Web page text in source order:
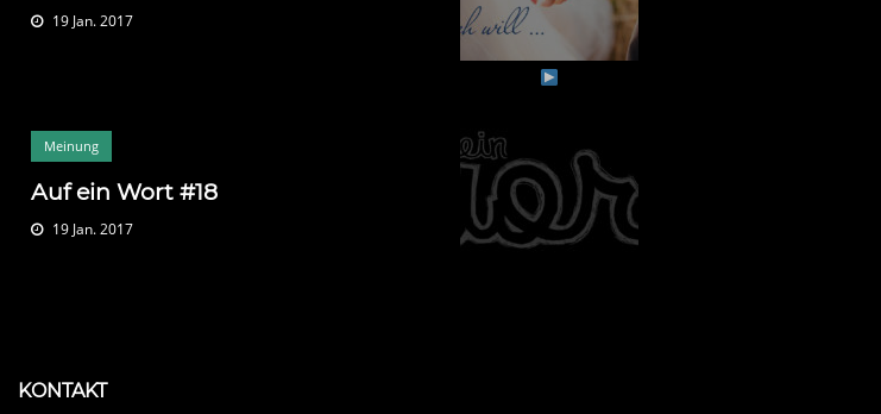
19 Jan. 2017
Meinung
Auf ein Wort #18
19 Jan. 2017
KONTAKT